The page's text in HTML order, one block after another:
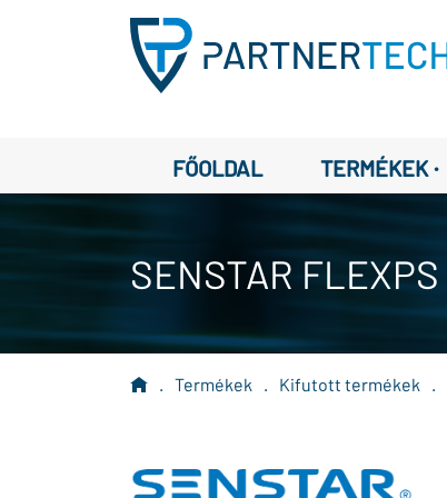
FŐOLDAL TERMÉKEK ·
SENSTAR FLEXPS
. Termékek . Kifutott termékek .